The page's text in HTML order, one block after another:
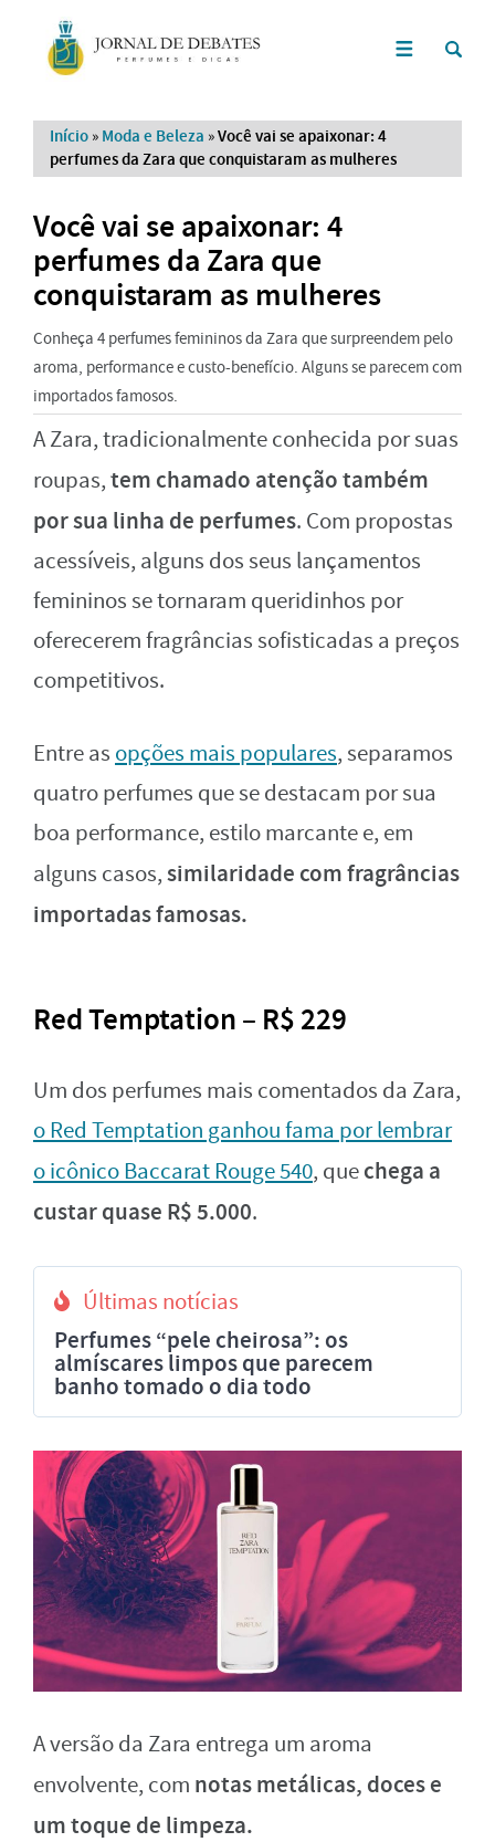
Início » Moda e Beleza »Você vai se apaixonar: 4
perfumes da Zara que conquistaram as mulheres
Você vai se apaixonar: 4
perfumes da Zara que
conquistaram as mulheres
Conheça 4 perfumes femininos da Zara que surpreendem pelo
aroma, performance e custo-benefício. Alguns se parecem com
importados famosos.
A Zara, tradicionalmente conhecida por suas
roupas,tem chamado atenção também
por sua linha de perfumes. Com propostas
acessíveis, alguns dos seus lançamentos
femininos se tornaram queridinhos por
oferecerem fragrâncias sofisticadas a preços
competitivos.
Entre as opções mais populares, separamos
quatro perfumes que se destacam por sua
boa performance, estilo marcante e, em
alguns casos,similaridade com fragrâncias
importadas famosas.
Red Temptation – R$ 229
Um dos perfumes mais comentados da Zara,
o Red Temptation ganhou fama por lembrar
o icônico Baccarat Rouge 540, quechega a
custar quase R$ 5.000.
Últimas notícias
Perfumes “pele cheirosa”: os
almíscares limpos que parecem
banho tomado o dia todo
A versão da Zara entrega um aroma
envolvente, com notas metálicas, doces e
um toque de limpeza.